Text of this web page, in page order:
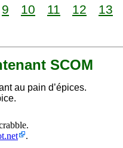
9 10 11 12
13
SCOM
au pain d’épices.
.